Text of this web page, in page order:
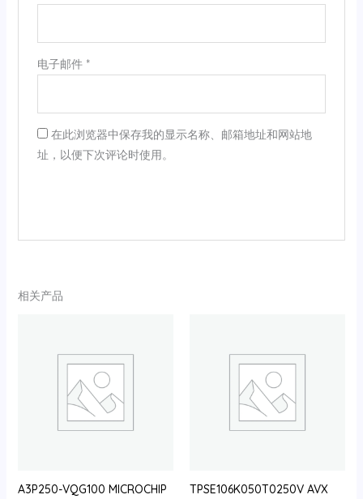
电子邮件 *
在此浏览器中保存我的显示名称、邮箱地址和网站地
址，以便下次评论时使用。
相关产品
A3P250-VQG100 MICROCHIP TPSE106K050T0250V AVX